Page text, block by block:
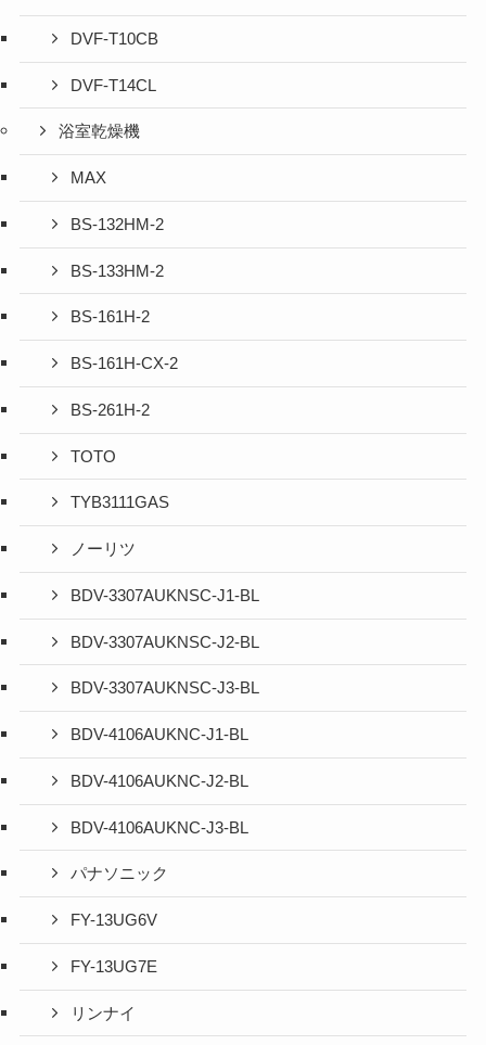
DVF-T10CB
DVF-T14CL
浴室乾燥機
MAX
BS-132HM-2
BS-133HM-2
BS-161H-2
BS-161H-CX-2
BS-261H-2
TOTO
TYB3111GAS
ノーリツ
BDV-3307AUKNSC-J1-BL
BDV-3307AUKNSC-J2-BL
BDV-3307AUKNSC-J3-BL
BDV-4106AUKNC-J1-BL
BDV-4106AUKNC-J2-BL
BDV-4106AUKNC-J3-BL
パナソニック
FY-13UG6V
FY-13UG7E
リンナイ